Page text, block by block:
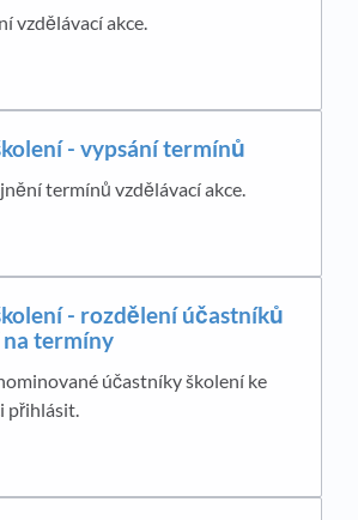
vzdělávací akce.
- vypsání termínů
termínů vzdělávací akce.
- rozdělení účastníků
termíny
účastníky školení ke
přihlásit.